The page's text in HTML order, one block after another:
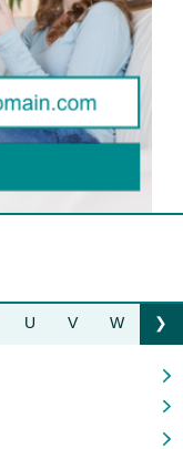
U V W Z
❯